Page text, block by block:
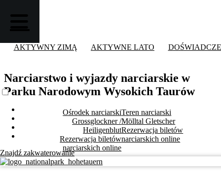
AKTYWNY ZIMĄ AKTYWNE LATO
Znajdź zakwaterowanie
Narciarstwo i wyjazdy narciarskie w
Parku Narodowym Wysokich Taurów
Ośrodek narciarski
Grossglockner /
Heiligenblut
Rezerwacja biletów
narciarskich online
Teren narciarski
Mölltal Gletscher
Rezerwacja biletów
narciarskich online